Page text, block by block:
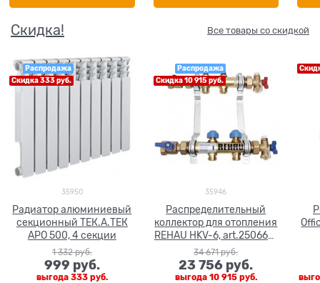
Скидка! Все товары со скидкой
Распродажа
Скидка 333 руб.
35950
Радиатор алюминиевый
секционный ТЕК.А.ТЕК
АРО 500, 4 секции
1 332 руб.
999 руб.
выгода 333 руб.
Распродажа
Скидка 10 915 руб.
35946
Распределительный
коллектор для отопления
REHAU HKV-6, art.250667-
002
34 671 руб.
23 756 руб.
выгода 10 915 руб.